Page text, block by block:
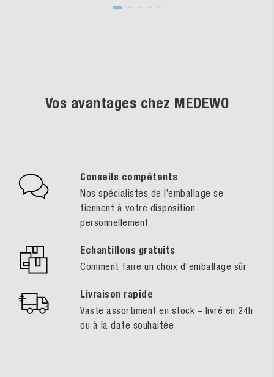
Vos avantages chez MEDEWO
Conseils compétents
Nos spécialistes de l’emballage se
tiennent à votre disposition
personnellement
Echantillons gratuits
Comment faire un choix d'emballage sûr
Livraison rapide
Vaste assortiment en stock – livré en 24h
ou à la date souhaitée